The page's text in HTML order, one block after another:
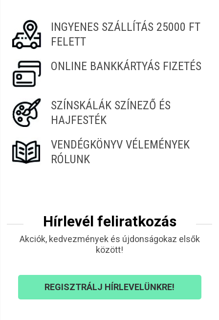
INGYENES SZÁLLÍTÁS 25000 FT
FELETT
ONLINE BANKKÁRTYÁS FIZETÉS
SZÍNSKÁLÁK SZÍNEZŐ ÉS
HAJFESTÉK
VENDÉGKÖNYV VÉLEMÉNYEK
RÓLUNK
Hírlevél feliratkozás
Akciók, kedvezmények és újdonságokaz elsők
között!
REGISZTRÁLJ HÍRLEVELÜNKRE!